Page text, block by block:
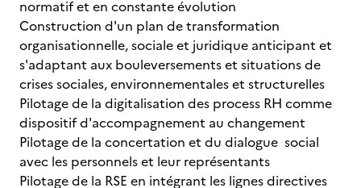
normatif et en constante évolution
Construction d'un plan de transformation
organisationnelle, sociale et juridique anticipant et
s'adaptant aux bouleversements et situations de
crises sociales, environnementales et structurelles
Pilotage de la digitalisation des process RH comme
dispositif d'accompagnement au changement
Pilotage de la concertation et du dialogue social
avec les personnels et leur représentants
Pilotage de la RSE en intégrant les lignes directives